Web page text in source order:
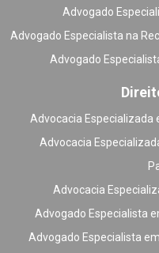
Advogado
Advogado Especialista na
Advogado
Advocacia Especializada
Advocacia
Advocacia
Advogado Especialista
Advogado Especialista